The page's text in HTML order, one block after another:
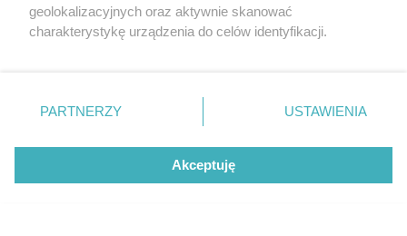
MATERIAŁ PARTNERA
geolokalizacyjnych oraz aktywnie skanować
charakterystykę urządzenia do celów identyfikacji.
zmienić/wycofać klikając przycisk ustawień prywatności
znajdujący się w lewym dolnym rogu strony
rodzaje przetwarzania danych nie wymagają zgody
użytkownika, ale masz prawo sprzeciwić się takiemu
PARTNERZY USTAWIENIA
Akceptuję